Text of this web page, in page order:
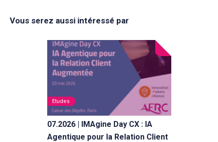
Vous serez aussi intéressé par
Etudes
07.2026 | IMAgine Day CX : IA
Agentique pour la Relation Client